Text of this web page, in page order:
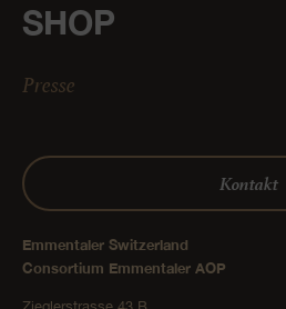
SHOP
Presse
Kontakt
Emmentaler Switzerland
Consortium Emmentaler AOP